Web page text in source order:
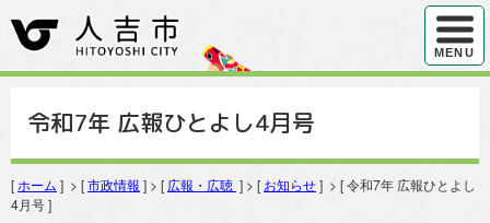
ハンバ
MENU
令和7年 広報ひとよし4月号
[ ホーム ] > [市政情報 ] > [ 広報・広聴 ] > [ お知らせ] > [ 令和7年 広報ひとよし
4月号 ]